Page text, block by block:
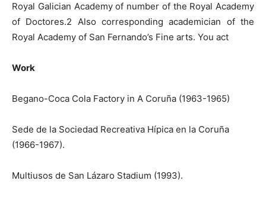
Royal Galician Academy of number of the Royal Academy
of Doctores.2 Also corresponding academician of the
Royal Academy of San Fernando’s Fine arts. You act
Work
Begano-Coca Cola Factory in A Coruña (1963-1965)
Sede de la Sociedad Recreativa Hípica en la Coruña
(1966-1967).
Multiusos de San Lázaro Stadium (1993).